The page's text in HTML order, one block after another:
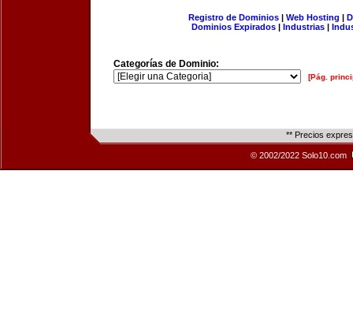
Registro de Dominios| Web Hosting |
Dominios Expirados | Industrias |
Categorías de Dominio:
[Pág.
** Precios
© 2002/2022 Solo10.com